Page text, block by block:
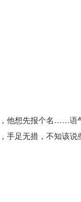
他想先报个名……语
手足无措，不知该